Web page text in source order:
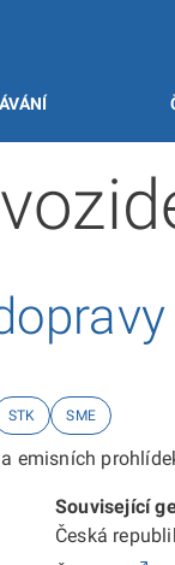
STK SME
emisních
Související
Česká